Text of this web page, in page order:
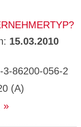
15.03.2010
86200-056-2
(A)